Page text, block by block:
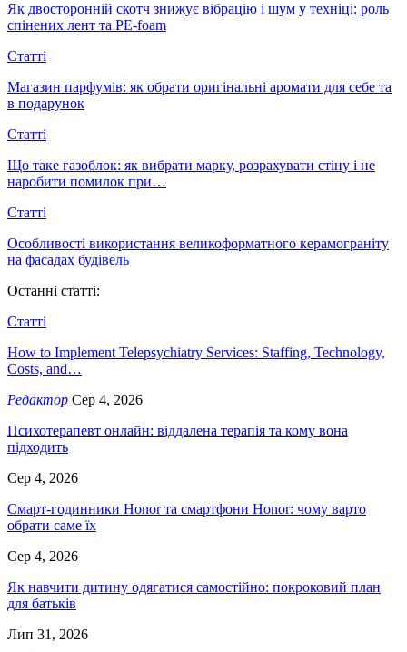
Як двосторонній скотч знижує вібрацію і шум у техніці: роль
спінених лент та PE-foam
Статті
Магазин парфумів: як обрати оригінальні аромати для себе та
в подарунок
Статті
Що таке газоблок: як вибрати марку, розрахувати стіну і не
наробити помилок при…
Статті
Особливості використання великоформатного керамограніту
на фасадах будівель
Останні статті:
Статті
How to Implement Telepsychiatry Services: Staffing, Technology,
Costs, and…
Редактор Сер 4, 2026
Психотерапевт онлайн: віддалена терапія та кому вона
підходить
Сер 4, 2026
Смарт-годинники Honor та смартфони Honor: чому варто
обрати саме їх
Сер 4, 2026
Як навчити дитину одягатися самостійно: покроковий план
для батьків
Лип 31, 2026